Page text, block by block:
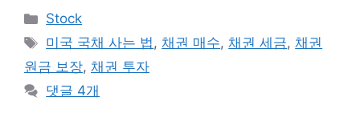
카
테
리
Stock
태
그
미국 국채 사는 법,채권 매수,채권 세금,채권
원금 보장, 채권 투자
댓글 4개